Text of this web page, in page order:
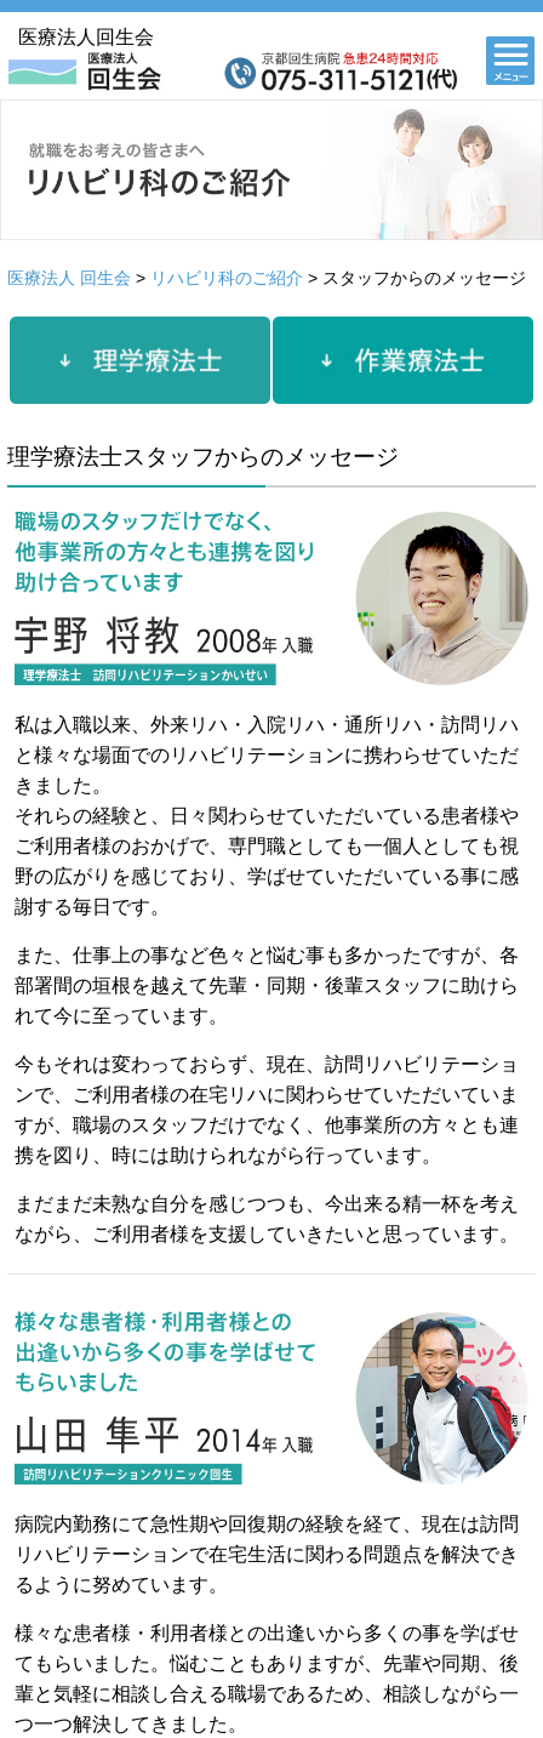
医療法人回生会
医療法人 回生会 > リハビリ科のご紹介 > スタッフからのメッセージ
理学療法士スタッフからのメッセージ
私は入職以来、外来リハ・入院リハ・通所リハ・訪問リハ
と様々な場面でのリハビリテーションに携わらせていただ
きました。
それらの経験と、日々関わらせていただいている患者様や
ご利用者様のおかげで、専門職としても一個人としても視
野の広がりを感じており、学ばせていただいている事に感
謝する毎日です。
また、仕事上の事など色々と悩む事も多かったですが、各
部署間の垣根を越えて先輩・同期・後輩スタッフに助けら
れて今に至っています。
今もそれは変わっておらず、現在、訪問リハビリテーショ
ンで、ご利用者様の在宅リハに関わらせていただいていま
すが、職場のスタッフだけでなく、他事業所の方々とも連
携を図り、時には助けられながら行っています。
まだまだ未熟な自分を感じつつも、今出来る精一杯を考え
ながら、ご利用者様を支援していきたいと思っています。
病院内勤務にて急性期や回復期の経験を経て、現在は訪問
リハビリテーションで在宅生活に関わる問題点を解決でき
るように努めています。
様々な患者様・利用者様との出逢いから多くの事を学ばせ
てもらいました。悩むこともありますが、先輩や同期、後
輩と気軽に相談し合える職場であるため、相談しながら一
つ一つ解決してきました。